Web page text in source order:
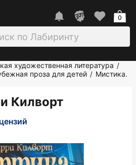
0
художественная литература /
проза для детей / Мистика.
Килворт